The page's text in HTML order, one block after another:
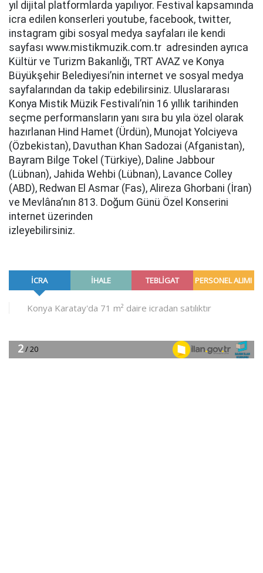
yıl dijital platformlarda yapılıyor. Festival kapsamında
icra edilen konserleri youtube, facebook, twitter,
instagram gibi sosyal medya sayfaları ile kendi
sayfası www.mistikmuzik.com.tr adresinden ayrıca
Kültür ve Turizm Bakanlığı, TRT AVAZ ve Konya
Büyükşehir Belediyesi’nin internet ve sosyal medya
sayfalarından da takip edebilirsiniz. Uluslararası
Konya Mistik Müzik Festivali’nin 16 yıllık tarihinden
seçme performansların yanı sıra bu yıla özel olarak
hazırlanan Hind Hamet (Ürdün), Munojat Yolciyeva
(Özbekistan), Davuthan Khan Sadozai (Afganistan),
Bayram Bilge Tokel (Türkiye), Daline Jabbour
(Lübnan), Jahida Wehbi (Lübnan), Lavance Colley
(ABD), Redwan El Asmar (Fas), Alireza Ghorbani (İran)
ve Mevlâna’nın 813. Doğum Günü Özel Konserini
internet üzerinden
izleyebilirsiniz.